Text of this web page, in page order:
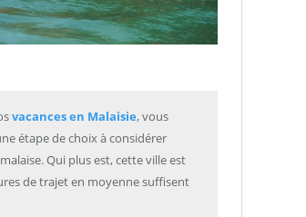
vacances en Malaisie, vous
étape de choix à considérer
Qui plus est, cette ville est
de trajet en moyenne suffisent